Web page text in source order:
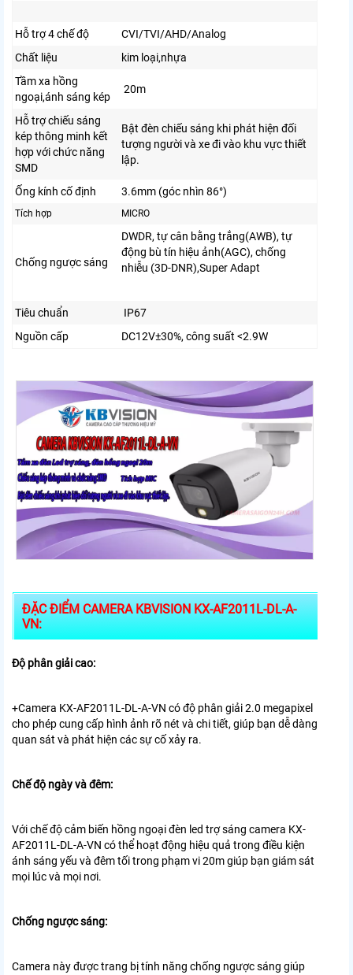
Hỗ trợ 4 chế độ
CVI/TVI/AHD/Analog
Chất liệu
kim loại,nhựa
Tầm xa hồng
ngoại,ánh sáng kép
20m
Hỗ trợ chiếu sáng
kép thông minh kết
hợp với chức năng
SMD
Bật đèn chiếu sáng khi phát hiện đối
tượng người và xe đi vào khu vực thiết
lập.
Ống kính cố định 3.6mm (góc nhìn 86°)
Tích hợp MICRO
Chống ngược sáng
DWDR, tự cân bằng trắng(AWB), tự
động bù tín hiệu ảnh(AGC), chống
nhiễu (3D-DNR),Super Adapt
Tiêu chuẩn
IP67
Nguồn cấp
DC12V±30%, công suất <2.9W
ĐẶC ĐIỂM CAMERA KBVISION KX-AF2011L-DL-A-
VN:
Độ phân giải cao:
+Camera KX-AF2011L-DL-A-VN có độ phân giải 2.0 megapixel
cho phép cung cấp hình ảnh rõ nét và chi tiết, giúp bạn dễ dàng
quan sát và phát hiện các sự cố xảy ra.
Chế độ ngày và đêm:
Với chế độ cảm biến hồng ngoại đèn led trợ sáng camera KX-
AF2011L-DL-A-VN có thể hoạt động hiệu quả trong điều kiện
ánh sáng yếu và đêm tối trong phạm vi 20m giúp bạn giám sát
mọi lúc và mọi nơi.
Chống ngược sáng:
Camera này được trang bị tính năng chống ngược sáng giúp